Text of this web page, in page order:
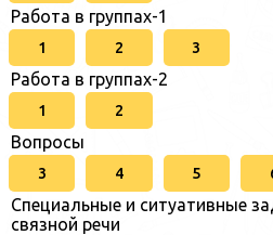
Работа в группах-1
1 2 3
Работа в группах-2
1 2
Вопросы
3 4 5
Специальные и ситуативные
связной речи